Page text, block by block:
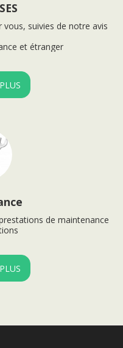
suivies de notre avis
et étranger
de maintenance